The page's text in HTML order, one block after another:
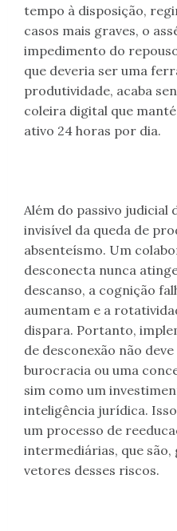
tempo à disposição,
casos mais graves, o
impedimento do
que deveria ser uma
produtividade, acaba
coleira digital que
ativo 24 horas por dia.
Além do passivo judicial
invisível da queda de
absenteísmo. Um
desconecta nunca
descanso, a cognição
aumentam e a
dispara. Portanto,
de desconexão não
burocracia ou uma
sim como um
inteligência jurídica.
um processo de
intermediárias, que
vetores desses riscos.